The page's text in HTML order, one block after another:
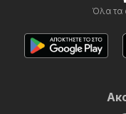
Όλα τα